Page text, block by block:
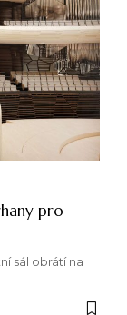
pro
sál obrátí na